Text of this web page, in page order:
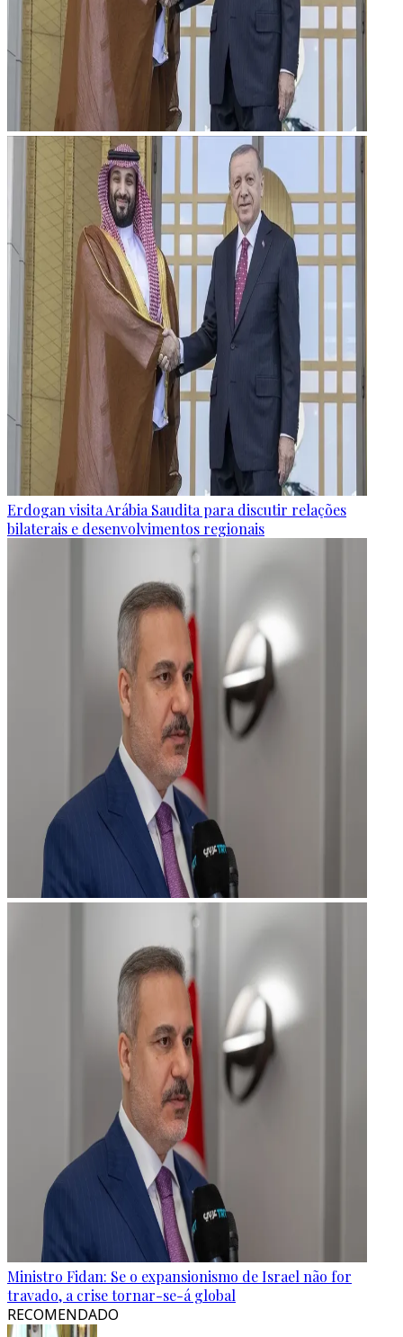
Erdogan visita Arábia Saudita para discutir relações
bilaterais e desenvolvimentos regionais
Ministro Fidan: Se o expansionismo de Israel não for
travado, a crise tornar-se-á global
RECOMENDADO